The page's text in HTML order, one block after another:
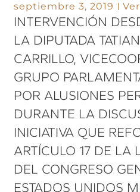
septiembre 3, 2019
INTERVENCIÓN
LA DIPUTADA
CARRILLO,
GRUPO
POR ALUSIONES
DURANTE LA
INICIATIVA QUE
ARTÍCULO 17 DE LA
DEL CONGRESO
ESTADOS UNIDOS